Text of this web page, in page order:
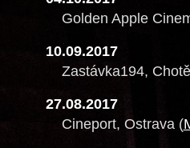
Golden Apple
10.09.2017
Zastávka194,
27.08.2017
Cineport, Ostrava (